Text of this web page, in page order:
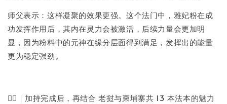
师父表示：这样凝聚的效果更强。这个法门中，雅妃粉在成
功发挥作用后，其内在灵力会被激活，后续力量会更加明
显，因为粉料中的元神在缘分层面得到满足，发挥出的能量
更为稳定强劲。
🐦‍🔥｜加持完成后，再结合 老挝与柬埔寨共 13 本法本的魅力